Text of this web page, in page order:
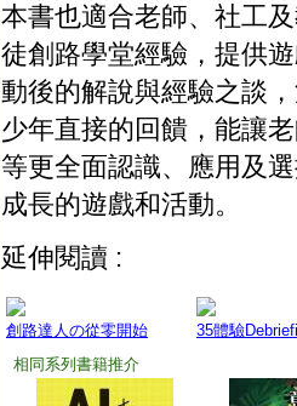
本書也適合老師、社工
徒創路學堂經驗，提供
動後的解說與經驗之談
少年直接的回饋，能讓
等更全面認識、應用及
成長的遊戲和活動。
延伸閱讀 :
創路達人の從零開始
35體驗
相同系列書籍推介